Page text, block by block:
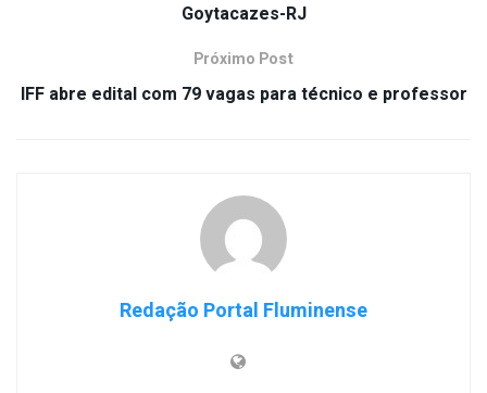
Goytacazes-RJ
Próximo Post
IFF abre edital com 79 vagas para técnico e professor
Redação Portal Fluminense